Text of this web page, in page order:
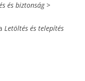
és biztonság >
Letöltés és telepítés